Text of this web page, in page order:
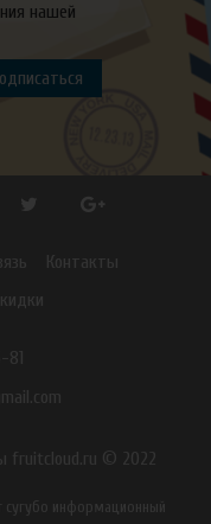
нашей
Контакты
81
fruitcloud.ru © 2022
сугубо информационный